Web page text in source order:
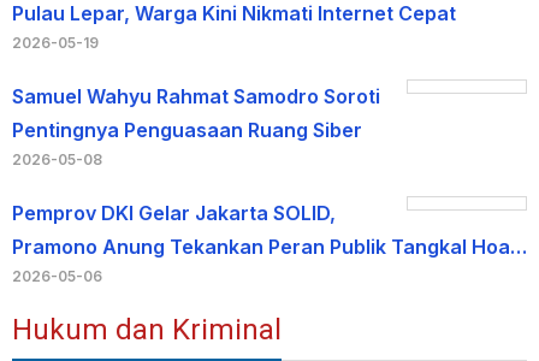
Pulau Lepar, Warga Kini Nikmati Internet Cepat
2026-05-19
Samuel Wahyu Rahmat Samodro Soroti
Pentingnya Penguasaan Ruang Siber
2026-05-08
Pemprov DKI Gelar Jakarta SOLID,
Pramono Anung Tekankan Peran Publik Tangkal Hoa…
2026-05-06
Hukum dan Kriminal